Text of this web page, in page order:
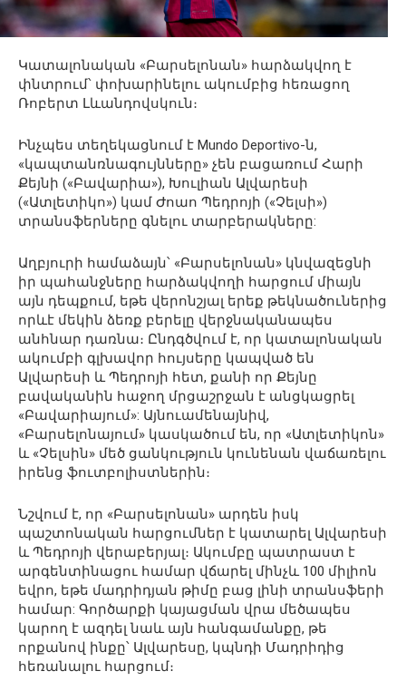
Կատալոնական «Բարսելոնան» հարձակվող է
փնտրում՝ փոխարինելու ակումբից հեռացող
Ռոբերտ Լևանդովսկուն։
Ինչպես տեղեկացնում է Mundo Deportivo-ն,
«կապտանռնագույնները» չեն բացառում Հարի
Քեյնի («Բավարիա»), Խուլիան Ալվարեսի
(«Ատլետիկո») կամ Ժոաո Պեդրոյի («Չելսի»)
տրանսֆերները գնելու տարբերակները:
Աղբյուրի համաձայն՝ «Բարսելոնան» կնվազեցնի
իր պահանջները հարձակվողի հարցում միայն
այն դեպքում, եթե վերոնշյալ երեք թեկնածուներից
որևէ մեկին ձեռք բերելը վերջնականապես
անհնար դառնա։ Ընդգծվում է, որ կատալոնական
ակումբի գլխավոր հույսերը կապված են
Ալվարեսի և Պեդրոյի հետ, քանի որ Քեյնը
բավականին հաջող մրցաշրջան է անցկացրել
«Բավարիայում»: Այնուամենայնիվ,
«Բարսելոնայում» կասկածում են, որ «Ատլետիկոն»
և «Չելսին» մեծ ցանկություն կունենան վաճառելու
իրենց ֆուտբոլիստներին։
Նշվում է, որ «Բարսելոնան» արդեն իսկ
պաշտոնական հարցումներ է կատարել Ալվարեսի
և Պեդրոյի վերաբերյալ։ Ակումբը պատրաստ է
արգենտինացու համար վճարել մինչև 100 միլիոն
եվրո, եթե մադրիդյան թիմը բաց լինի տրանսֆերի
համար: Գործարքի կայացման վրա մեծապես
կարող է ազդել նաև այն հանգամանքը, թե
որքանով ինքը՝ Ալվարեսը, կպնդի Մադրիդից
հեռանալու հարցում։